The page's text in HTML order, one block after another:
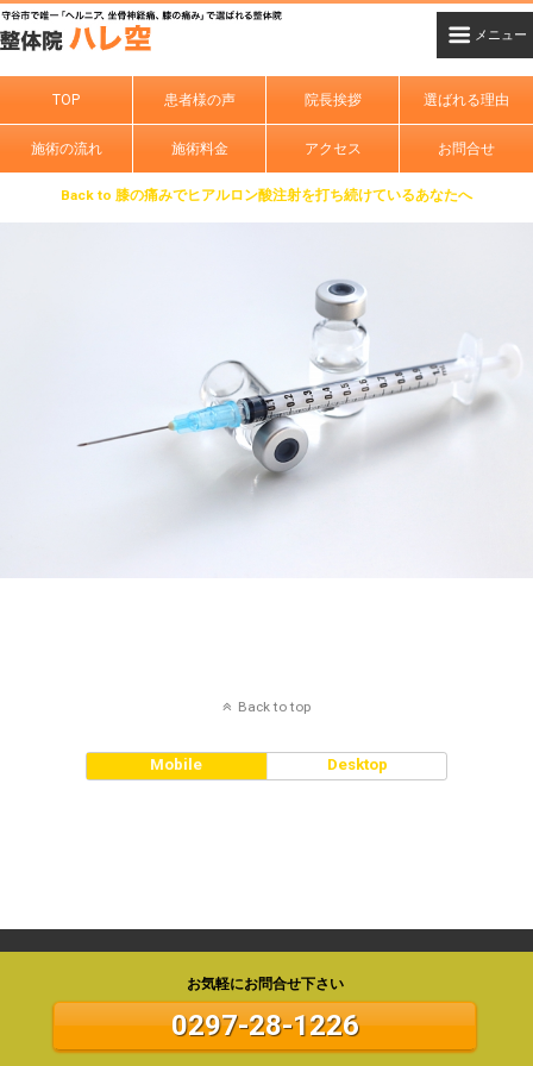
TOP 患者様の声 院長挨拶 選ばれる理由
施術の流れ 施術料金 アクセス お問合せ
Back to 膝の痛みでヒアルロン酸注射を打ち続けているあなたへ
Back to top
Mobile Desktop
お気軽にお問合せ下さい
0297-28-1226